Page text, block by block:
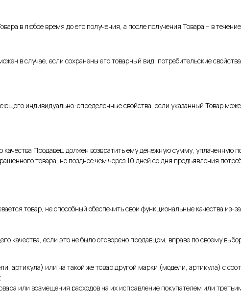
в любое время до его получения, а после получения Товара – в
в случае, если сохранены его товарный вид, потребительские
индивидуально-определенные свойства, если указанный Товар
качества Продавец должен возвратить ему денежную сумму, уплаченную
товара, не позднее чем через 10 дней со дня предъявления
товар, не способный обеспечить свои функциональные качества из-
качества, если это не было оговорено продавцом, вправе по своему
артикула) или на такой же товар другой марки (модели, артикула) с
или возмещения расходов на их исправление покупателем или